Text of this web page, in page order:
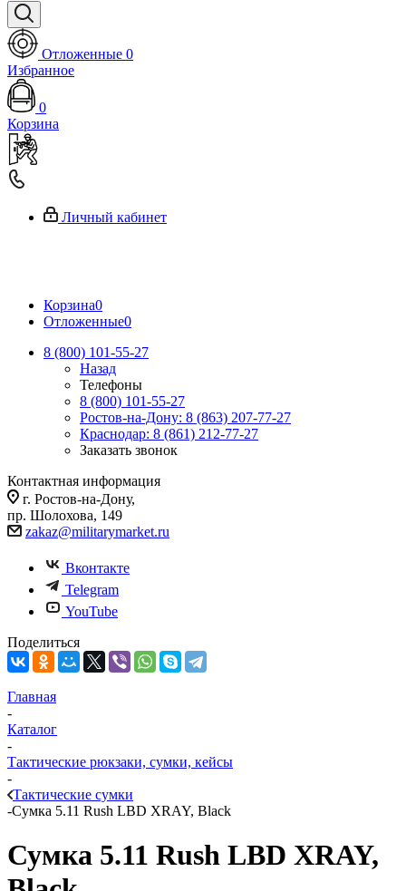
Отложенные 0
Избранное
0
Корзина
Личный кабинет
Корзина0
Отложенные0
8 (800) 101-55-27
Назад
Телефоны
8 (800) 101-55-27
Ростов-на-Дону: 8 (863) 207-77-27
Краснодар: 8 (861) 212-77-27
Заказать звонок
Контактная информация
г. Ростов-на-Дону,
пр. Шолохова, 149
zakaz@militarymarket.ru
Вконтакте
Telegram
YouTube
Поделиться
Главная
-
Каталог
-
Тактические рюкзаки, сумки, кейсы
-
Тактические сумки
-Сумка 5.11 Rush LBD XRAY, Black
Сумка 5.11 Rush LBD XRAY,